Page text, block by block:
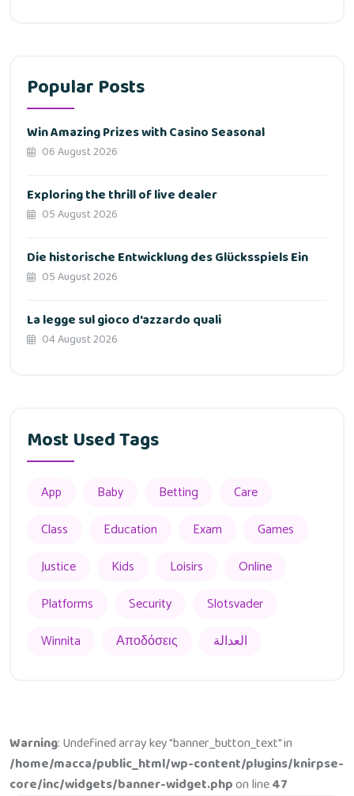
Popular Posts
Win Amazing Prizes with Casino Seasonal
06 August 2026
Exploring the thrill of live dealer
05 August 2026
Die historische Entwicklung des Glücksspiels Ein
05 August 2026
La legge sul gioco d'azzardo quali
04 August 2026
Most Used Tags
App Baby Betting
Care
Class
Education Exam
Games
Justice
Kids Loisirs
Online
Platforms
Security
Slotsvader
Winnita
Αποδόσεις العدالة
Warning: Undefined array key "banner_button_text" in
/home/macca/public_html/wp-content/plugins/knirpse-
core/inc/widgets/banner-widget.phpon line47